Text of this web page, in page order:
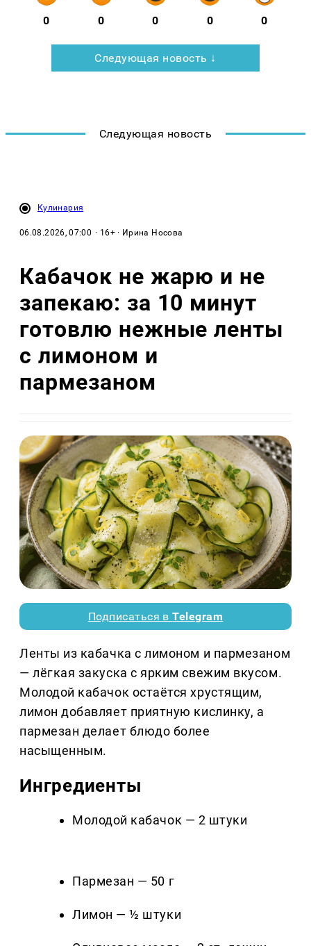
0 0 0 0 0
Следующая новость ↓
Следующая новость
Кулинария
06.08.2026, 07:00 · 16+ · Ирина Носова
Кабачок не жарю и не
запекаю: за 10 минут
готовлю нежные ленты
с лимоном и
пармезаном
Подписаться вTelegram
Ленты из кабачка с лимоном и пармезаном
— лёгкая закуска с ярким свежим вкусом.
Молодой кабачок остаётся хрустящим,
лимон добавляет приятную кислинку, а
пармезан делает блюдо более
насыщенным.
Ингредиенты
Молодой кабачок — 2 штуки
Пармезан — 50 г
Лимон — ½ штуки